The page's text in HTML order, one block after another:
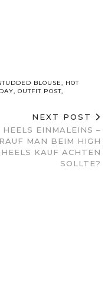
BLOUSE, HOT
, OUTFIT POST,
NEXT POST
HEELS EINMALEINS –
MAN BEIM HIGH
HEELS KAUF ACHTEN
SOLLTE?